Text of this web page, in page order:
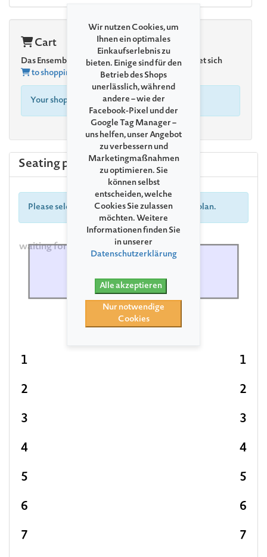
Cart
Das Ensemble der Bothmer-Musik verabschiedet sich
to shopping cart
Your shopping cart is empty
Seating plan
Please select your seat directly in the seating plan.
waiting for Seating Plan
Bühne
1
2
3
4
5
6
7
1
2
3
4
5
6
7
Wir nutzen Cookies, um
Ihnen ein optimales
Einkaufserlebnis zu
bieten. Einige sind für den
Betrieb des Shops
unerlässlich, während
andere – wie der
Facebook-Pixel und der
Google Tag Manager –
uns helfen, unser Angebot
zu verbessern und
Marketingmaßnahmen
zu optimieren. Sie
können selbst
entscheiden, welche
Cookies Sie zulassen
möchten. Weitere
Informationen finden Sie
in unserer
Datenschutzerklärung
Alle akzeptieren
Nur notwendige
Cookies